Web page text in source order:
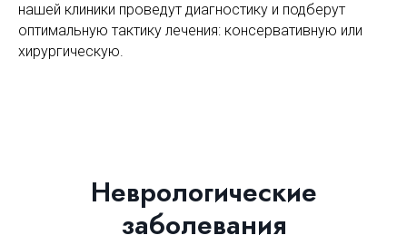
нашей клиники проведут диагностику и подберут
оптимальную тактику лечения: консервативную или
хирургическую.
Неврологические
заболевания